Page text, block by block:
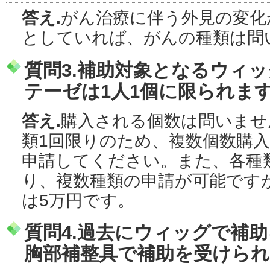
答え.がん治療に伴う外見の変
としていれば、がんの種類は
質問3.補助対象となるウィ
テーゼは1人1個に限られま
答え.購入される個数は問いま
類1回限りのため、複数個数購
申請してください。また、各
り、複数種類の申請が可能で
は5万円です。
質問4.過去にウィッグで補
胸部補整具で補助を受けら